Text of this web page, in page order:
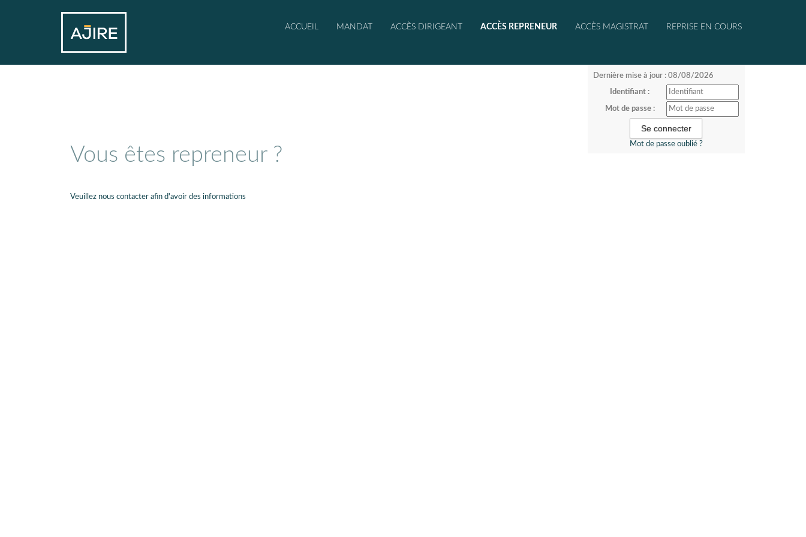
ACCUEIL MANDAT ACCÈS DIRIGEANT ACCÈS REPRENEUR ACCÈS MAGISTRAT REPRISE EN COURS
Dernière mise à jour : 08/08/2026
Identifiant :
Mot de passe :
Mot de passe oublié ?
Vous êtes repreneur ?
Veuillez nous contacter afin d'avoir des informations